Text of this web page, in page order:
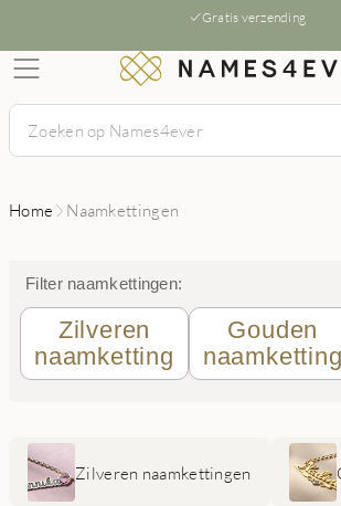
Gratis verzending
Home Naamkettingen
Filter naamkettingen:
Zilveren
naamketting
Gouden
naamketting
Zilveren naamkettingen